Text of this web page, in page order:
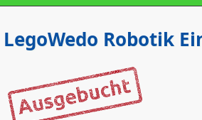
LegoWedo Robotik